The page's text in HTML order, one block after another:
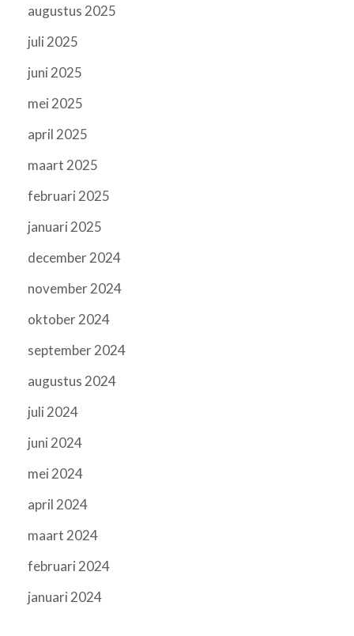
augustus 2025
juli 2025
juni 2025
mei 2025
april 2025
maart 2025
februari 2025
januari 2025
december 2024
november 2024
oktober 2024
september 2024
augustus 2024
juli 2024
juni 2024
mei 2024
april 2024
maart 2024
februari 2024
januari 2024